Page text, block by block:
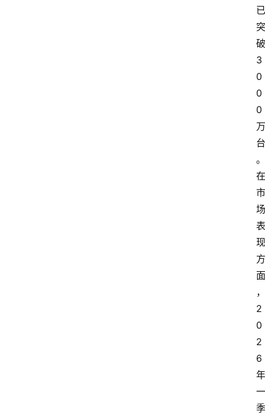
已
突
破
3
0
0
0
万
台
。
在
市
场
表
现
方
面
，
2
0
2
6
年
一
季